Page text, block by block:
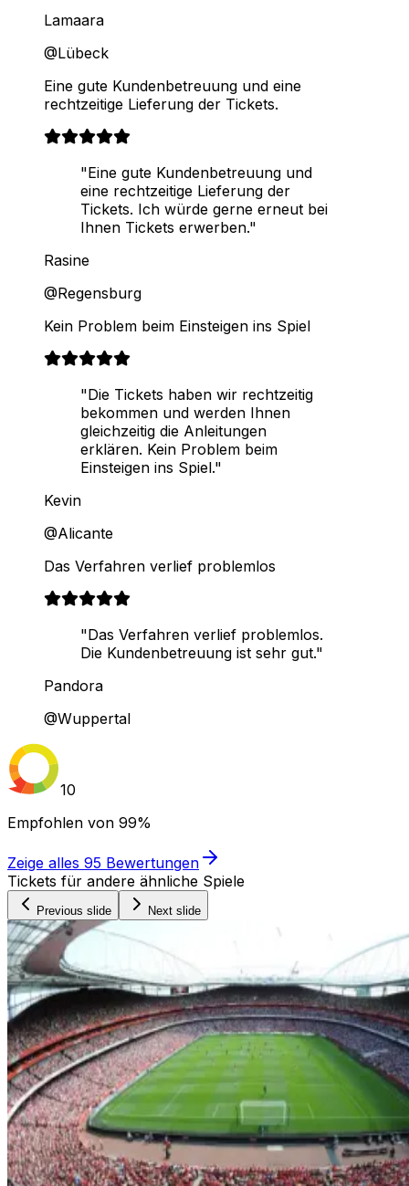
Lamaara
@Lübeck
Eine gute Kundenbetreuung und eine
rechtzeitige Lieferung der Tickets.
"Eine gute Kundenbetreuung und
eine rechtzeitige Lieferung der
Tickets. Ich würde gerne erneut bei
Ihnen Tickets erwerben."
Rasine
@Regensburg
Kein Problem beim Einsteigen ins Spiel
"Die Tickets haben wir rechtzeitig
bekommen und werden Ihnen
gleichzeitig die Anleitungen
erklären. Kein Problem beim
Einsteigen ins Spiel."
Kevin
@Alicante
Das Verfahren verlief problemlos
"Das Verfahren verlief problemlos.
Die Kundenbetreuung ist sehr gut."
Pandora
@Wuppertal
10
Empfohlen von 99%
Zeige alles 95 Bewertungen
Tickets für andere ähnliche Spiele
Previous slide Next slide